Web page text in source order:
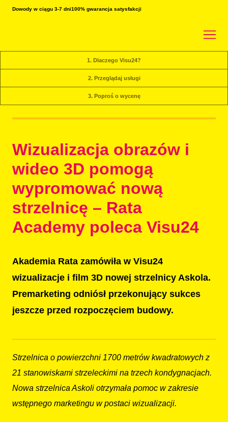
Dowody w ciągu 3-7 dni100% gwarancja satysfakcji
1. Dlaczego Visu24?
2. Przeglądaj usługi
3. Poproś o wycenę
Wizualizacja obrazów i
wideo 3D pomogą
wypromować nową
strzelnicę – Rata
Academy poleca Visu24
Akademia Rata zamówiła w Visu24
wizualizacje i film 3D nowej strzelnicy Askola.
Premarketing odniósł przekonujący sukces
jeszcze przed rozpoczęciem budowy.
Strzelnica o powierzchni 1700 metrów kwadratowych z
21 stanowiskami strzeleckimi na trzech kondygnacjach.
Nowa strzelnica Askoli otrzymała pomoc w zakresie
wstępnego marketingu w postaci wizualizacji.